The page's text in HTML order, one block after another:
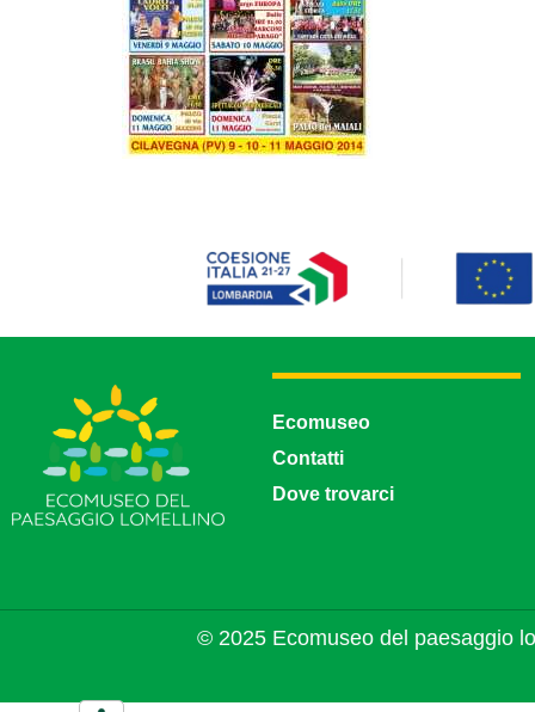
Ecomuseo
Contatti
Dove trovarci
© 2025 Ecomuseo del paesaggio